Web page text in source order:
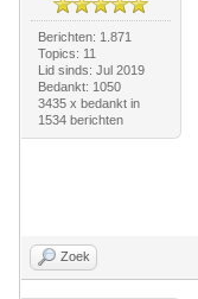
Berichten: 1.871
Topics: 11
Lid sinds: Jul 2019
Bedankt: 1050
3435 x bedankt in
1534 berichten
Zoek